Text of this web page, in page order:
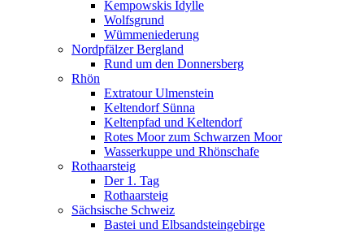
Kempowskis Idylle
Wolfsgrund
Wümmeniederung
Nordpfälzer Bergland
Rund um den Donnersberg
Rhön
Extratour Ulmenstein
Keltendorf Sünna
Keltenpfad und Keltendorf
Rotes Moor zum Schwarzen Moor
Wasserkuppe und Rhönschafe
Rothaarsteig
Der 1. Tag
Rothaarsteig
Sächsische Schweiz
Bastei und Elbsandsteingebirge